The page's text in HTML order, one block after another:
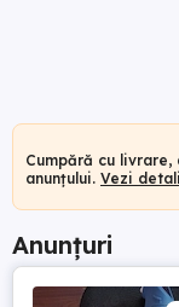
Cumpără cu
anunțului. Vezi
Anunțuri